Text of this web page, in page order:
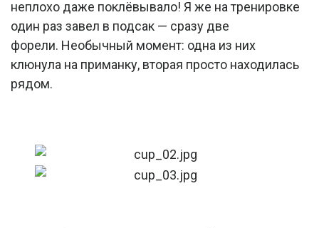
неплохо даже поклёвывало! Я же на тренировке
один раз завел в подсак — сразу две
форели. Необычный момент: одна из них
клюнула на приманку, вторая просто находилась
рядом.